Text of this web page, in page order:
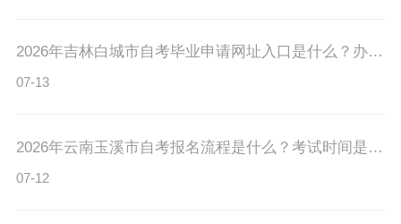
2026年吉林白城市自考毕业申请网址入口是什么？办理要求有吗？
07-13
2026年云南玉溪市自考报名流程是什么？考试时间是多久？
07-12